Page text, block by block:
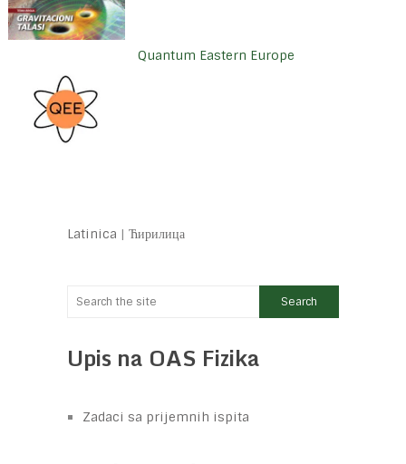
Quantum Eastern Europe
Latinica | Ћирилица
Upis na OAS Fizika
Zadaci sa prijemnih ispita